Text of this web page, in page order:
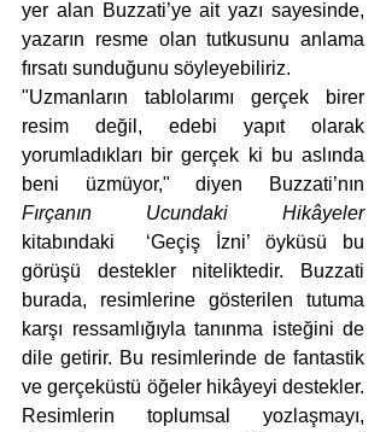
yer alan Buzzati’ye ait yazı sayesinde,
yazarın resme olan tutkusunu anlama
fırsatı sunduğunu söyleyebiliriz.
"Uzmanların tablolarımı gerçek birer
resim değil, edebi yapıt olarak
yorumladıkları bir gerçek ki bu aslında
Fırçanın Ucundaki Hikâyeler
kitabındaki  ‘Geçiş İzni’ öyküsü bu
görüşü destekler niteliktedir. Buzzati
burada, resimlerine gösterilen tutuma
karşı ressamlığıyla tanınma isteğini de
dile getirir. Bu resimlerinde de fantastik
ve gerçeküstü öğeler hikâyeyi destekler.
Resimlerin toplumsal yozlaşmayı,